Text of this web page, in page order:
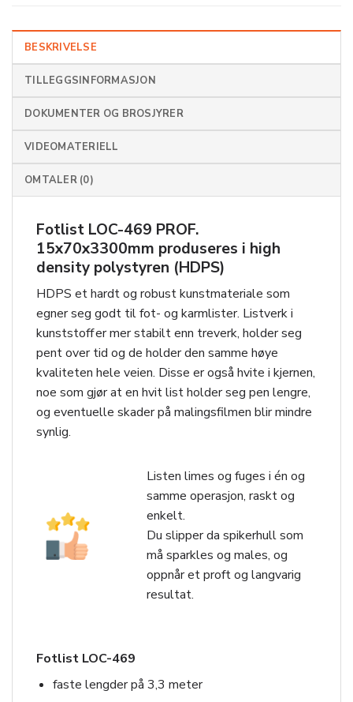
BESKRIVELSE
TILLEGGSINFORMASJON
DOKUMENTER OG BROSJYRER
VIDEOMATERIELL
OMTALER (0)
Fotlist LOC-469 PROF.
15x70x3300mm produseres i high
density polystyren (HDPS)
HDPS et hardt og robust kunstmateriale som
egner seg godt til fot- og karmlister. Listverk i
kunststoff er mer stabilt enn treverk, holder seg
pent over tid og de holder den samme høye
kvaliteten hele veien. Disse er også hvite i kjernen,
noe som gjør at en hvit list holder seg pen lengre,
og eventuelle skader på malingsfilmen blir mindre
synlig.
Listen limes og fuges i én og
samme operasjon, raskt og
enkelt.
Du slipper da spikerhull som
må sparkles og males, og
oppnår et proft og langvarig
resultat.
Fotlist LOC-469
faste lengder på 3,3 meter